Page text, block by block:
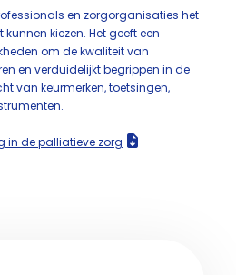
en zorgorganisaties het
kiezen. Het geeft een
om de kwaliteit van
en verduidelijkt begrippen in de
van keurmerken, toetsingen,
in de palliatieve zorg